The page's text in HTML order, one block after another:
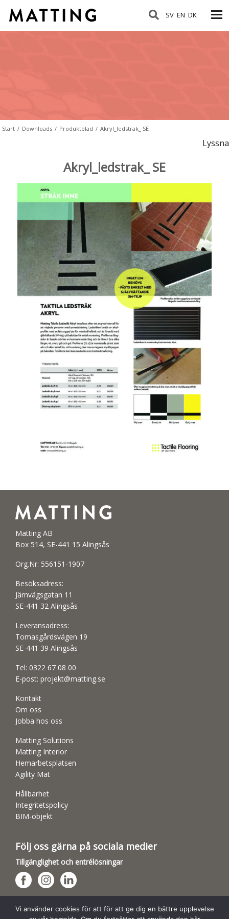
SV EN DK
Start / Downloads / Produktblad / Akryl_ledstrak_ SE
Lyssna
Akryl_ledstrak_ SE
Matting AB
Box 514, SE-441 15 Alingsås
Org.Nr: 556151-1907
Besöksadress:
Järnvägsgatan 11
SE-441 32 Alingsås
Leveransadress:
Tomasgårdsvägen 19
SE-441 39 Alingsås
Tel: 0322 67 08 00
E-post: projekt@matting.se
Kontakt
Om oss
Jobba hos oss
Matting Solutions
Matting Interior
Hemarbetsplatsen
Agility Mat
Hållbarhet
Integritetspolicy
BIM-objekt
Följ oss gärna på sociala medier
Tillgänglighet och entrélösningar
Hundsporthallar
Vi använder cookies för att för att ge dig en bättre upplevelse